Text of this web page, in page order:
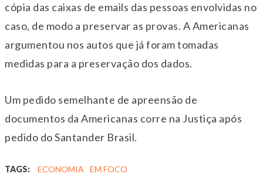
cópia das caixas de emails das pessoas envolvidas no
caso, de modo a preservar as provas. A Americanas
argumentou nos autos que já foram tomadas
medidas para a preservação dos dados.
Um pedido semelhante de apreensão de
documentos da Americanas corre na Justiça após
pedido do Santander Brasil.
TAGS: ECONOMIA EM FOCO